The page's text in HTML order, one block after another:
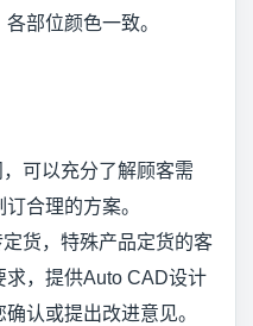
部位颜色一致。
可以充分了解顾客需
合理的方案。
货，特殊产品定货的客
求，提供Auto CAD设计
认或提出改进意见。